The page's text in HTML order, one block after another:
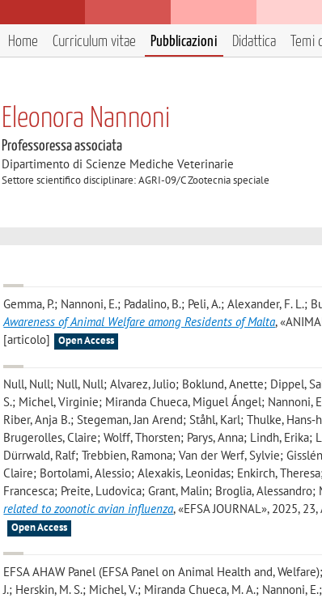
Home Curriculum vitae Pubblicazioni Didattica
Eleonora Nannoni
Professoressa associata
Dipartimento di Scienze Mediche Veterinarie
Settore scientifico disciplinare: AGRI-09/C Zootecnia speciale
Gemma, P.; Nannoni, E.; Padalino, B.; Peli, A.; Alexander, F. L.;
Awareness of Animal Welfare among Residents of Malta,
[articolo]
Open Access
Null, Null; Null, Null; Alvarez, Julio; Boklund, Anette; Dippel,
S.; Michel, Virginie; Miranda Chueca, Miguel Ángel; Nannoni,
Riber, Anja B.; Stegeman, Jan Arend; Ståhl, Karl; Thulke,
Brugerolles, Claire; Wolff, Thorsten; Parys, Anna; Lindh, Erika;
Dürrwald, Ralf; Trebbien, Ramona; Van der Werf, Sylvie;
Claire; Bortolami, Alessio; Alexakis, Leonidas; Enkirch,
Francesca; Preite, Ludovica; Grant, Malin; Broglia,
related to zoonotic avian influenza, «EFSA JOURNAL», 2025,
Open Access
EFSA AHAW Panel (EFSA Panel on Animal Health and,
J.; Herskin, M. S.; Michel, V.; Miranda Chueca, M. A.; Nannoni,